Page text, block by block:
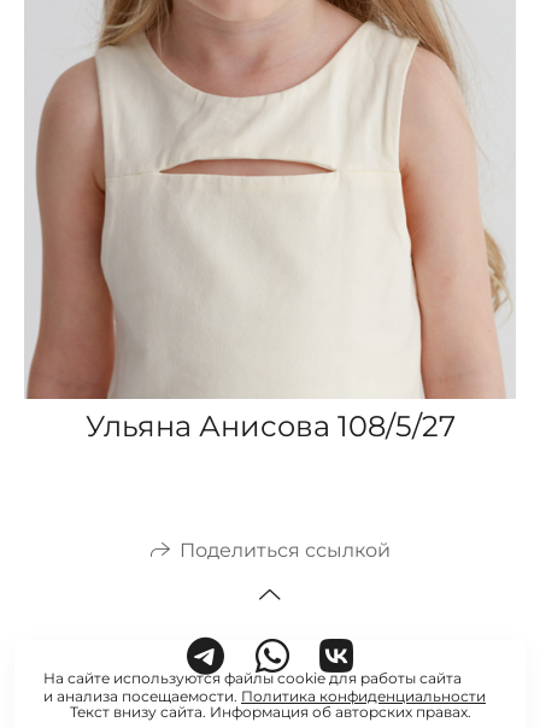
Ульяна Анисова 108/5/27
Поделиться ссылкой
Текст внизу сайта. Информация об авторских правах.
На сайте используются файлы cookie для работы сайта
и анализа посещаемости. Политика конфиденциальности